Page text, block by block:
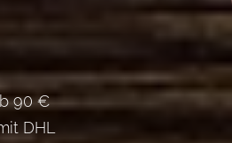
90 €
DHL